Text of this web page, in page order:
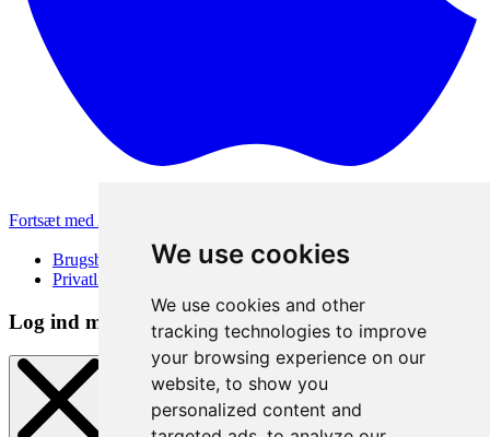
We use cookies
We use cookies and other
tracking technologies to improve
your browsing experience on our
website, to show you
personalized content and
Fortsæt med Apple
Brugsbetingelser
Privatlivspolitik
Log ind metode